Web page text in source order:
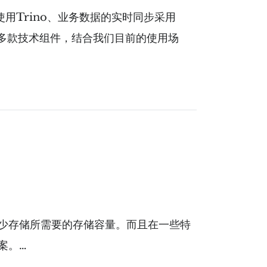
Trino、业务数据的实时同步采用
技术组件，结合我们目前的使用场
存储所需要的存储容量。而且在一些特
。…